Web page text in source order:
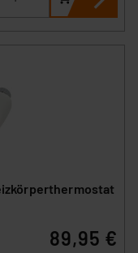
89,95 €